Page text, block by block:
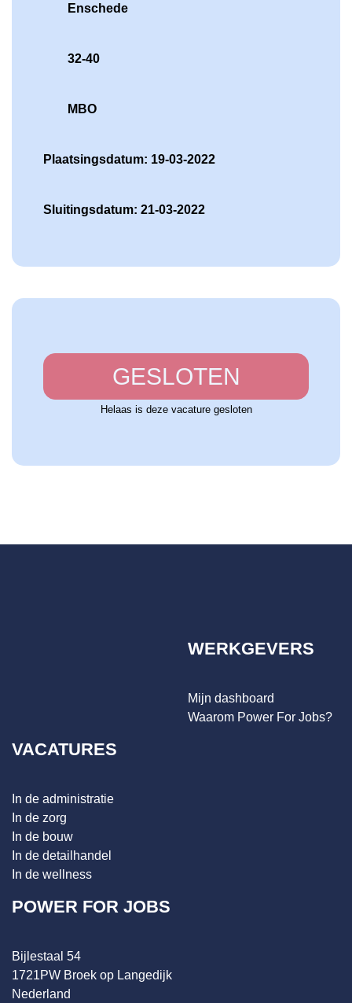
Enschede
32-40
MBO
Plaatsingsdatum: 19-03-2022
Sluitingsdatum: 21-03-2022
GESLOTEN
Helaas is deze vacature gesloten
WERKGEVERS
Mijn dashboard
Waarom Power For Jobs?
VACATURES
In de administratie
In de zorg
In de bouw
In de detailhandel
In de wellness
POWER FOR JOBS
Bijlestaal 54
1721PW Broek op Langedijk
Nederland